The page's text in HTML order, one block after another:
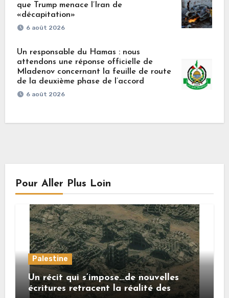
que Trump menace l’Iran de
«décapitation»
6 août 2026
Un responsable du Hamas : nous
attendons une réponse officielle de
Mladenov concernant la feuille de route
de la deuxième phase de l’accord
6 août 2026
Pour Aller Plus Loin
Palestine
Un récit qui s’impose…de nouvelles
écritures retracent la réalité des